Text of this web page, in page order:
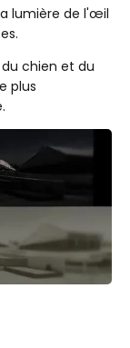
lumière de l'œil
chien et du
plus